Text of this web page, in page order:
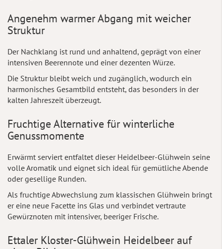
Angenehm warmer Abgang mit weicher
Struktur
Der Nachklang ist rund und anhaltend, geprägt von einer
intensiven Beerennote und einer dezenten Würze.
Die Struktur bleibt weich und zugänglich, wodurch ein
harmonisches Gesamtbild entsteht, das besonders in der
kalten Jahreszeit überzeugt.
Fruchtige Alternative für winterliche
Genussmomente
Erwärmt serviert entfaltet dieser Heidelbeer-Glühwein seine
volle Aromatik und eignet sich ideal für gemütliche Abende
oder gesellige Runden.
Als fruchtige Abwechslung zum klassischen Glühwein bringt
er eine neue Facette ins Glas und verbindet vertraute
Gewürznoten mit intensiver, beeriger Frische.
Ettaler Kloster-Glühwein Heidelbeer auf